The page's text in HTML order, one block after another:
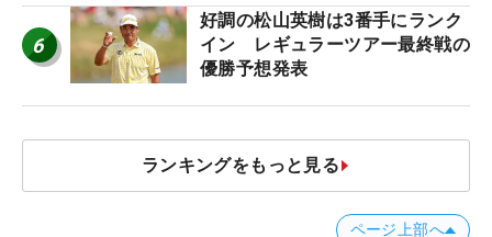
6
好調の松山英樹は3番手にランク
イン レギュラーツアー最終戦の
優勝予想発表
ランキングをもっと見る
ページ上部へ